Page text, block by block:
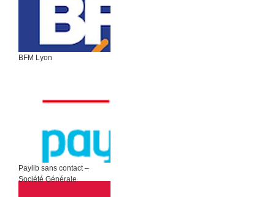
BFM Lyon
Paylib sans contact –
Société Générale